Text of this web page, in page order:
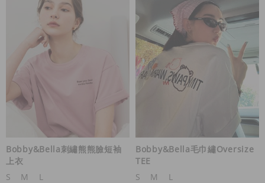
Bobby&Bella刺繡熊熊臉短袖
上衣
S
M
L
Bobby&Bella毛巾繡Oversize
TEE
S
M
L